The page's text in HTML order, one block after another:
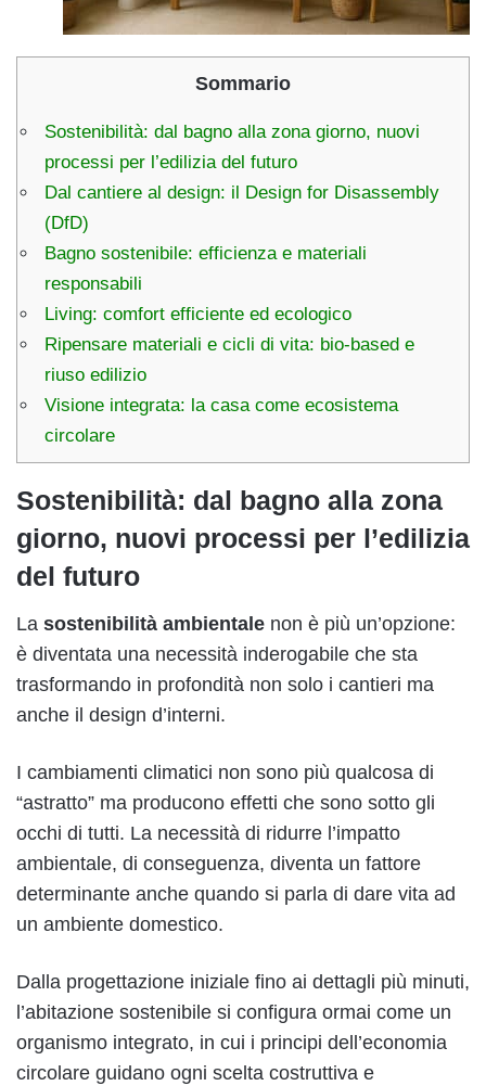
Sommario
Sostenibilità: dal bagno alla zona giorno, nuovi
processi per l’edilizia del futuro
Dal cantiere al design: il Design for Disassembly
(DfD)
Bagno sostenibile: efficienza e materiali
responsabili
Living: comfort efficiente ed ecologico
Ripensare materiali e cicli di vita: bio-based e
riuso edilizio
Visione integrata: la casa come ecosistema
circolare
Sostenibilità: dal bagno alla zona
giorno, nuovi processi per l’edilizia
del futuro
La sostenibilità ambientale non è più un’opzione:
è diventata una necessità inderogabile che sta
trasformando in profondità non solo i cantieri ma
anche il design d’interni.
I cambiamenti climatici non sono più qualcosa di
“astratto” ma producono effetti che sono sotto gli
occhi di tutti. La necessità di ridurre l’impatto
ambientale, di conseguenza, diventa un fattore
determinante anche quando si parla di dare vita ad
un ambiente domestico.
Dalla progettazione iniziale fino ai dettagli più minuti,
l’abitazione sostenibile si configura ormai come un
organismo integrato, in cui i principi dell’economia
circolare guidano ogni scelta costruttiva e